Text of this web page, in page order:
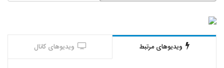
ویدیوهای مرتبط ویدیوهای کانال